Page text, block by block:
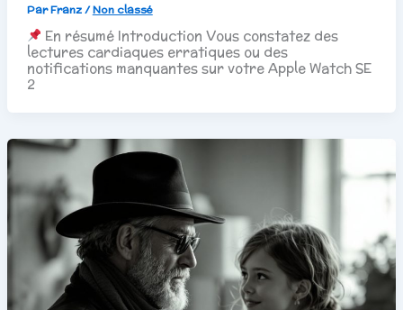
ParFranz/Non classé
En résumé Introduction Vous constatez des
lectures cardiaques erratiques ou des
notifications manquantes sur votre Apple Watch SE
2